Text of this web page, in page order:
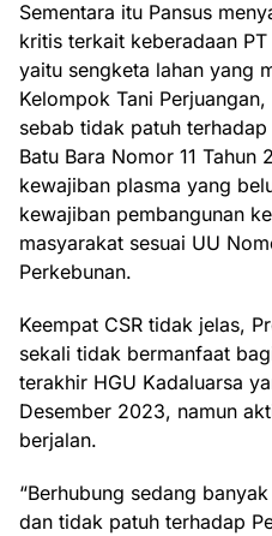
Sementara itu Pansus
kritis terkait keberadaan
yaitu sengketa lahan yang
Kelompok Tani
sebab tidak patuh
Batu Bara Nomor 11
kewajiban plasma yang
kewajiban pembangunan
masyarakat sesuai UU
Perkebunan.
Keempat CSR tidak jelas,
sekali tidak bermanfaat
terakhir HGU Kadaluarsa
Desember 2023, namun
berjalan.
“Berhubung sedang
dan tidak patuh terhadap